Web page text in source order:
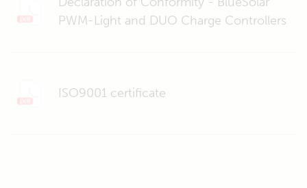
PWM-Light and DUO Charge Controllers
ISO9001 certificate